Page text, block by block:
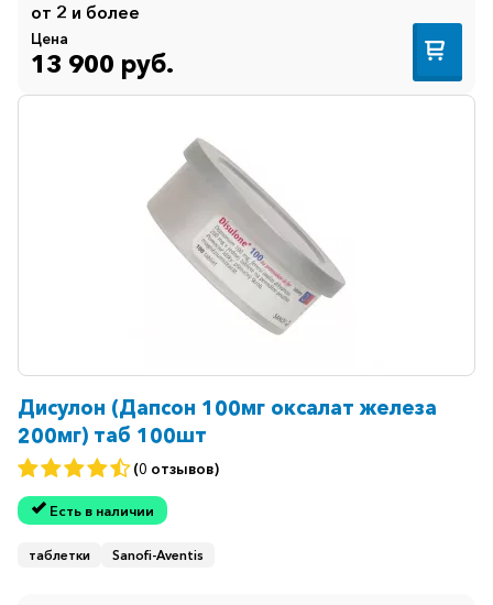
от 2 и более
Цена
13 900 руб.
Дисулон (Дапсон 100мг оксалат железа
200мг) таб 100шт
(0 отзывов)
Есть в наличии
таблетки Sanofi-Aventis